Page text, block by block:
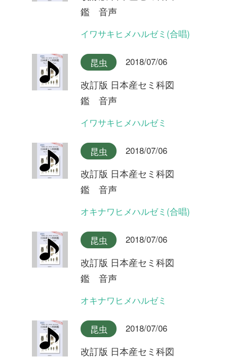
鑑 音声
ヒメハルゼミ
昆虫 2018/07/06
改訂版 日本産セミ科図
鑑 音声
エゾハルゼミ(合唱)
昆虫 2018/07/06
改訂版 日本産セミ科図
鑑 音声
エゾハルゼミ(合唱)
鑑 音声
昆虫 2018/07/06
改訂版 日本産セミ科図
鑑 音声
ハルゼミ
昆虫 2018/07/06